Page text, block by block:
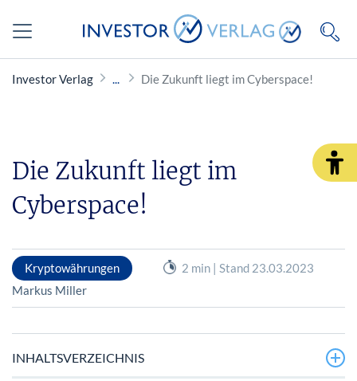
Investor Verlag Die Zukunft liegt im Cyberspace!
Die Zukunft liegt im
Cyberspace!
Kryptowährungen
2 min | Stand 23.03.2023
Markus Miller
INHALTSVERZEICHNIS